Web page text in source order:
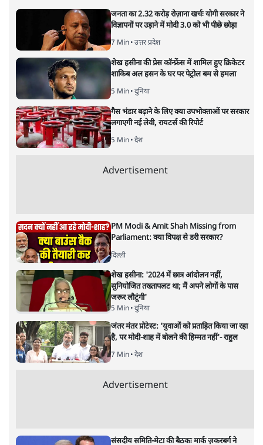
अगली खबर लोड हो रही है...
ताजा खबरें
विज्ञापनों पर उड़ाने में मोदी 3.0 को भी पीछे छोड़ा
शाकिब अल हसन के घर पर पेट्रोल बम से हमला
5 Min•दुनिया
गैस भंडार बढ़ाने के लिए क्या उपभोक्ताओं पर सरकार
लगाएगी नई लेवी, रायटर्स की रिपोर्ट
5 Min•देश
Advertisement
Parliament: क्या विपक्ष से डरी सरकार?
सुनियोजित तख्तापलट था; मैं अपने लोगों के पास